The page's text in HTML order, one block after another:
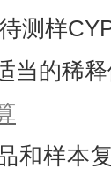
测样
当的稀释
和样本